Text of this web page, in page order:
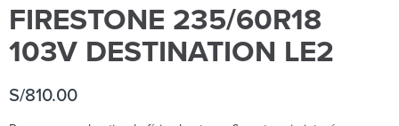
FIRESTONE 235/60R18
103V DESTINATION LE2
S/810.00